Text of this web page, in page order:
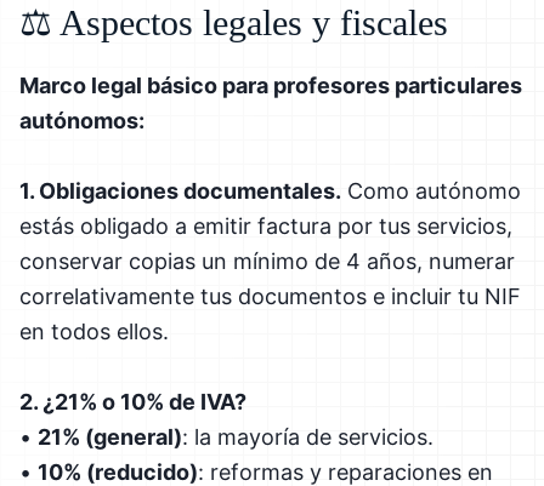
⚖️ Aspectos legales y fiscales
Marco legal básico para profesores particulares
autónomos:
1. Obligaciones documentales. Como autónomo
estás obligado a emitir factura por tus servicios,
conservar copias un mínimo de 4 años, numerar
correlativamente tus documentos e incluir tu NIF
en todos ellos.
2. ¿21% o 10% de IVA?
• 21% (general): la mayoría de servicios.
• 10% (reducido): reformas y reparaciones en